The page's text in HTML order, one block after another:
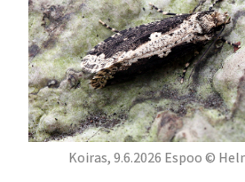
Koiras, 9.6.2026 Espoo ©